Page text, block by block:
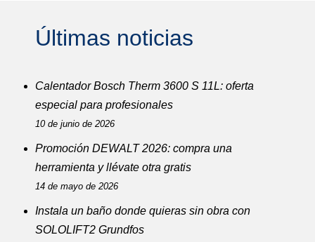
Últimas noticias
Calentador Bosch Therm 3600 S 11L: oferta
especial para profesionales
10 de junio de 2026
Promoción DEWALT 2026: compra una
herramienta y llévate otra gratis
14 de mayo de 2026
Instala un baño donde quieras sin obra con
SOLOLIFT2 Grundfos